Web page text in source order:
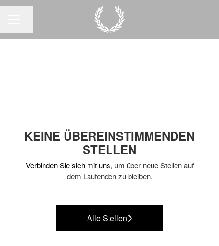
KEINE ÜBEREINSTIMMENDEN
STELLEN
Verbinden Sie sich mit uns, um über neue Stellen auf
dem Laufenden zu bleiben.
Alle Stellen